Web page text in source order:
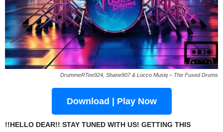
DrummeRTee924, Shane907 & Locco Musiq – The Fused Drums
Download | Play Now
!!HELLO DEAR!! STAY TUNED WITH US! GETTING THIS